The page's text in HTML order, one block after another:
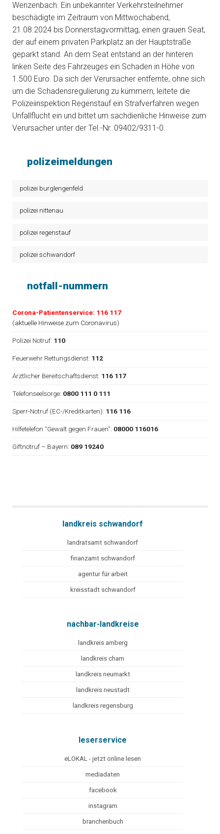
Wenzenbach. Ein unbekannter Verkehrsteilnehmer
beschädigte im Zeitraum von Mittwochabend,
21.08.2024 bis Donnerstagvormittag, einen grauen Seat,
der auf einem privaten Parkplatz an der Hauptstraße
geparkt stand. An dem Seat entstand an der hinteren
linken Seite des Fahrzeuges ein Schaden in Höhe von
1.500 Euro. Da sich der Verursacher entfernte, ohne sich
um die Schadensregulierung zu kümmern, leitete die
Polizeiinspektion Regenstauf ein Strafverfahren wegen
Unfallflucht ein und bittet um sachdienliche Hinweise zum
Verursacher unter der Tel.-Nr. 09402/9311-0.
polizeimeldungen
polizei burglengenfeld
polizei nittenau
polizei regenstauf
polizei schwandorf
notfall-nummern
Corona-Patientenservice: 116 117
(aktuelle Hinweise zum Coronavirus)
Polizei Notruf: 110
Feuerwehr Rettungsdienst: 112
Ärztlicher Bereitschaftsdienst: 116 117
Telefonseelsorge: 0800 111 0 111
Sperr-Notruf (EC-/Kreditkarten): 116 116
Hilfetelefon “Gewalt gegen Frauen”: 08000 116016
Giftnotruf – Bayern: 089 19240
landkreis schwandorf
landratsamt schwandorf
finanzamt schwandorf
agentur für arbeit
kreisstadt schwandorf
nachbar-landkreise
landkreis amberg
landkreis cham
landkreis neumarkt
landkreis neustadt
landkreis regensburg
leserservice
eLOKAL - jetzt online lesen
mediadaten
facebook
instagram
branchenbuch